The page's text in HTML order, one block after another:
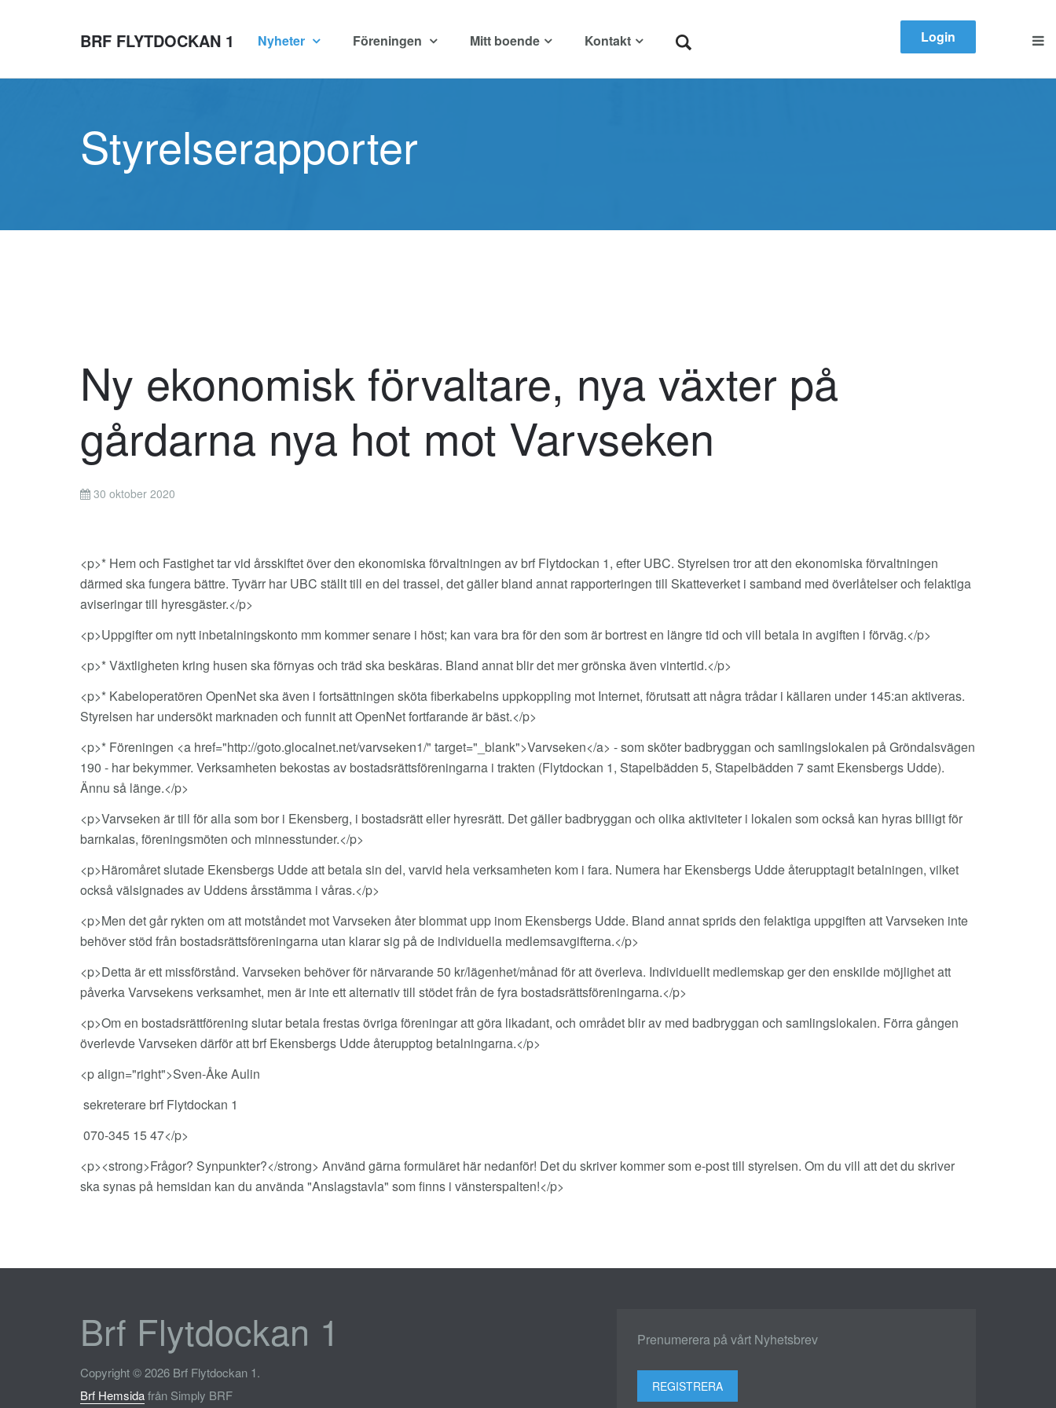
BRF FLYTDOCKAN 1 Nyheter Föreningen Mitt boende Kontakt Login
Styrelserapporter
Ny ekonomisk förvaltare, nya växter på
gårdarna nya hot mot Varvseken
30 oktober 2020
<p>* Hem och Fastighet tar vid årsskiftet över den ekonomiska förvaltningen av brf Flytdockan 1, efter UBC. Styrelsen tror att den ekonomiska förvaltningen
därmed ska fungera bättre. Tyvärr har UBC ställt till en del trassel, det gäller bland annat rapporteringen till Skatteverket i samband med överlåtelser och felaktiga
aviseringar till hyresgäster.</p>
<p>Uppgifter om nytt inbetalningskonto mm kommer senare i höst; kan vara bra för den som är bortrest en längre tid och vill betala in avgiften i förväg.</p>
<p>* Växtligheten kring husen ska förnyas och träd ska beskäras. Bland annat blir det mer grönska även vintertid.</p>
<p>* Kabeloperatören OpenNet ska även i fortsättningen sköta fiberkabelns uppkoppling mot Internet, förutsatt att några trådar i källaren under 145:an aktiveras.
Styrelsen har undersökt marknaden och funnit att OpenNet fortfarande är bäst.</p>
<p>* Föreningen <a href="http://goto.glocalnet.net/varvseken1/" target="_blank">Varvseken</a> - som sköter badbryggan och samlingslokalen på Gröndalsvägen
190 - har bekymmer. Verksamheten bekostas av bostadsrättsföreningarna i trakten (Flytdockan 1, Stapelbädden 5, Stapelbädden 7 samt Ekensbergs Udde).
Ännu så länge.</p>
<p>Varvseken är till för alla som bor i Ekensberg, i bostadsrätt eller hyresrätt. Det gäller badbryggan och olika aktiviteter i lokalen som också kan hyras billigt för
barnkalas, föreningsmöten och minnesstunder.</p>
<p>Häromåret slutade Ekensbergs Udde att betala sin del, varvid hela verksamheten kom i fara. Numera har Ekensbergs Udde återupptagit betalningen, vilket
också välsignades av Uddens årsstämma i våras.</p>
<p>Men det går rykten om att motståndet mot Varvseken åter blommat upp inom Ekensbergs Udde. Bland annat sprids den felaktiga uppgiften att Varvseken inte
behöver stöd från bostadsrättsföreningarna utan klarar sig på de individuella medlemsavgifterna.</p>
<p>Detta är ett missförstånd. Varvseken behöver för närvarande 50 kr/lägenhet/månad för att överleva. Individuellt medlemskap ger den enskilde möjlighet att
påverka Varvsekens verksamhet, men är inte ett alternativ till stödet från de fyra bostadsrättsföreningarna.</p>
<p>Om en bostadsrättförening slutar betala frestas övriga föreningar att göra likadant, och området blir av med badbryggan och samlingslokalen. Förra gången
överlevde Varvseken därför att brf Ekensbergs Udde återupptog betalningarna.</p>
<p align="right">Sven-Åke Aulin
sekreterare brf Flytdockan 1
070-345 15 47</p>
<p><strong>Frågor? Synpunkter?</strong> Använd gärna formuläret här nedanför! Det du skriver kommer som e-post till styrelsen. Om du vill att det du skriver
ska synas på hemsidan kan du använda "Anslagstavla" som finns i vänsterspalten!</p>
Brf Flytdockan 1
Copyright © 2026 Brf Flytdockan 1.
Brf Hemsidafrån Simply BRF
Prenumerera på vårt Nyhetsbrev
REGISTRERA